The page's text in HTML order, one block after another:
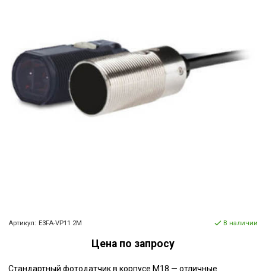
Артикул: E3FA-VP11 2M В наличии
Цена по запросу
Стандартный фотодатчик в корпусе M18 — отличные